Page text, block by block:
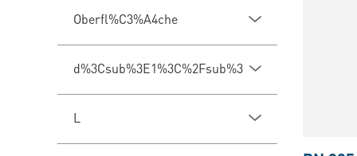
Oberfl%C3%A4che
d%3Csub%3E1%3C%2Fsub%3E
L